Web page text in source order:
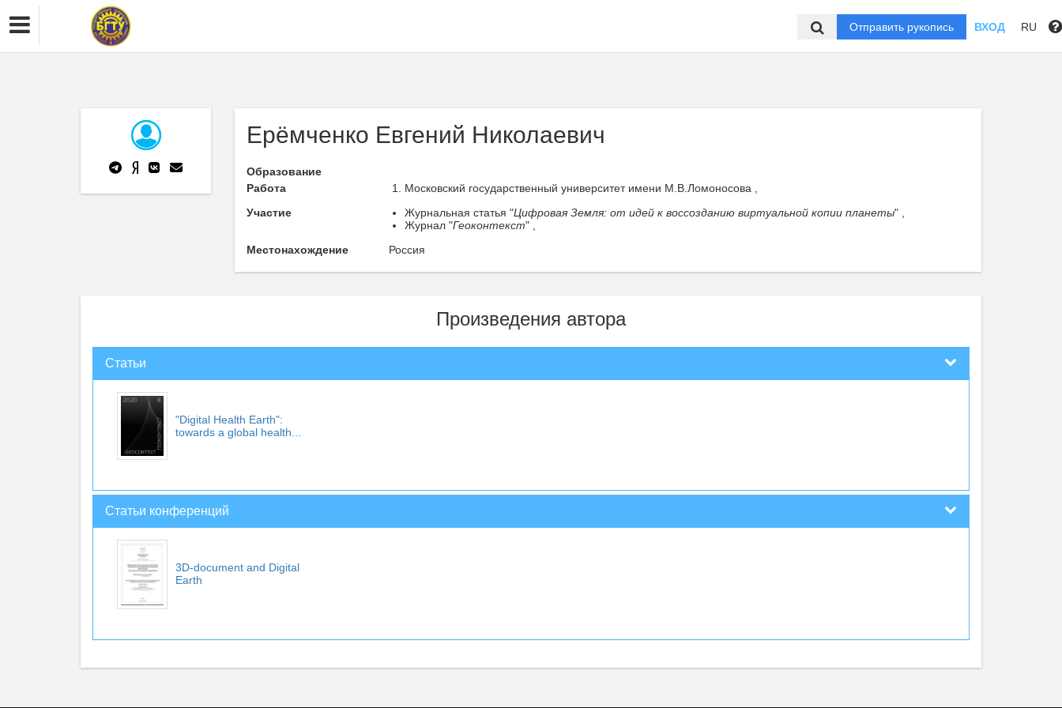
Отправить рукопись ВХОД RU
Ерёмченко Евгений Николаевич
Образование
Работа
Московский государственный университет имени М.В.Ломоносова ,
Участие
Журнальная статья "Цифровая Земля: от идей к воссозданию виртуальной копии планеты" ,
Журнал "Геоконтекст" ,
Местонахождение
Россия
Произведения автора
Статьи
"Digital Health Earth":
towards a global health...
Статьи конференций
3D-document and Digital
Earth